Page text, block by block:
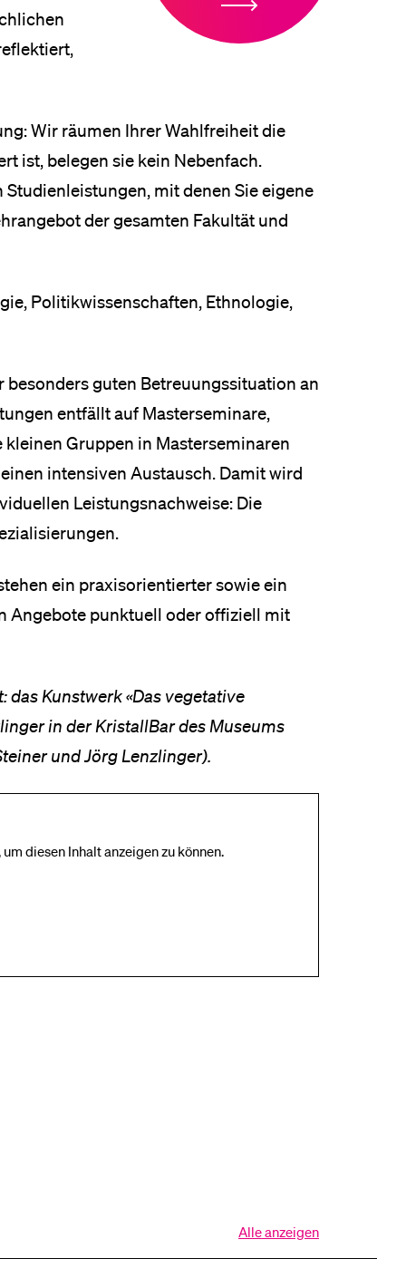
Wir räumen Ihrer Wahlfreiheit die
ist, belegen sie kein Nebenfach.
mit denen Sie eigene
der gesamten Fakultät und
Politikwissenschaften, Ethnologie,
guten Betreuungssituation an
entfällt auf Masterseminare,
Gruppen in Masterseminaren
intensiven Austausch. Damit wird
Leistungsnachweise: Die
ein praxisorientierter sowie ein
Angebote punktuell oder offiziell mit
Kunstwerk «Das vegetative
in der KristallBar des Museums
und Jörg Lenzlinger).
diesen Inhalt anzeigen zu können.
Alle anzeigen
Alle
Sektionen